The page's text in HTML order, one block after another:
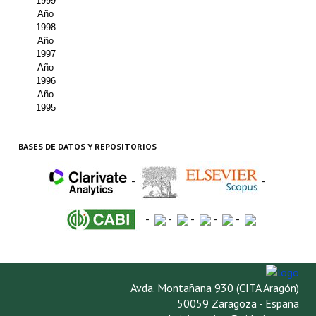
Año
1998
Año
1997
Año
1996
Año
1995
BASES DE DATOS Y REPOSITORIOS
- -
- - - - -
Avda. Montañana 930 (CITA Aragón)
50059 Zaragoza - España